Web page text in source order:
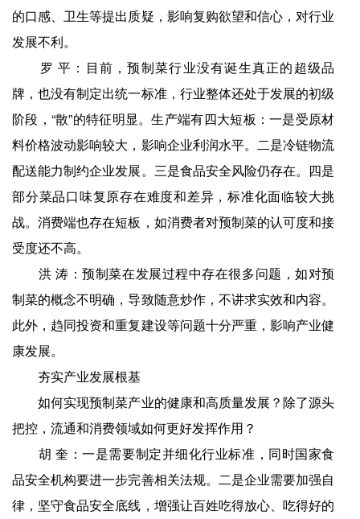
的口感、卫生等提出质疑，影响复购欲望和信心，对行业
发展不利。
罗 平：目前，预制菜行业没有诞生真正的超级品
牌，也没有制定出统一标准，行业整体还处于发展的初级
阶段，“散”的特征明显。生产端有四大短板：一是受原材
料价格波动影响较大，影响企业利润水平。二是冷链物流
配送能力制约企业发展。三是食品安全风险仍存在。四是
部分菜品口味复原存在难度和差异，标准化面临较大挑
战。消费端也存在短板，如消费者对预制菜的认可度和接
受度还不高。
洪 涛：预制菜在发展过程中存在很多问题，如对预
制菜的概念不明确，导致随意炒作，不讲求实效和内容。
此外，趋同投资和重复建设等问题十分严重，影响产业健
康发展。
夯实产业发展根基
如何实现预制菜产业的健康和高质量发展？除了源头
把控，流通和消费领域如何更好发挥作用？
胡 奎：一是需要制定并细化行业标准，同时国家食
品安全机构要进一步完善相关法规。二是企业需要加强自
律，坚守食品安全底线，增强让百姓吃得放心、吃得好的